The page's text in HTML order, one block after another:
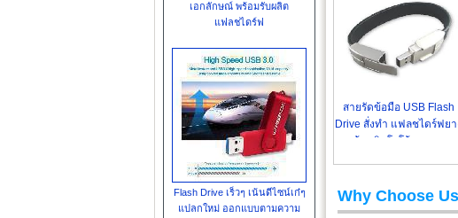
สายรัดข้อมือ USB Flash
Drive สั่งทำ แฟลชไดร์ฟยา
พร้อมติดโลโก้ ราคาถูก
Why Choose
เอกลักษณ์ พร้อมรับผลิต
แฟลชไดร์ฟ
Flash Drive เร็วๆ เน้นดีไซน์เก๋ๆ
แปลกใหม่ ออกแบบตามความ